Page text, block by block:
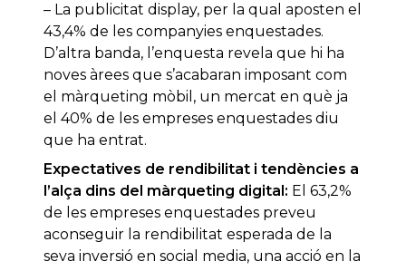
– La publicitat display, per la qual aposten el
43,4% de les companyies enquestades.
D’altra banda, l’enquesta revela que hi ha
noves àrees que s’acabaran imposant com
el màrqueting mòbil, un mercat en què ja
el 40% de les empreses enquestades diu
que ha entrat.
Expectatives de rendibilitat i tendències a
l’alça dins del màrqueting digital: El 63,2%
de les empreses enquestades preveu
aconseguir la rendibilitat esperada de la
seva inversió en social media, una acció en la